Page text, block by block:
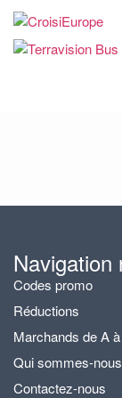
Navigation
Codes promo
Réductions
Marchands de A
Qui sommes-nous
Contactez-nous